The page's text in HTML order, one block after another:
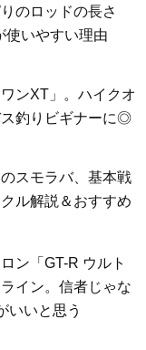
のロッドの長さ
使いやすい理由
ンXT」。ハイクオ
ス釣りビギナーに◎
スモラバ、基本戦
ル解説＆おすすめ
ン「GT-R ウルト
イン。信者じゃな
いいと思う